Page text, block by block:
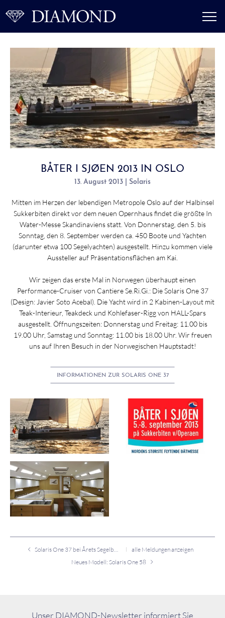
BÅTER I SJØEN 2013 IN OSLO
13. August 2013 | Solaris
Mitten im Herzen der lebendigen Metropole Oslo auf der Halbinsel
Sukkerbiten direkt vor dem neuen Opernhaus findet die größte In
Water-Messe Skandinaviens statt. Von Donnerstag, den 5. bis
Sonntag, den 8. September werden ca. 450 Boote und Yachten
(darunter etwa 100 Segelyachten) ausgestellt. Hinzu kommen viele
Aussteller auf Präsentationsflächen am Kai.
Wir zeigen das erste Mal in Norwegen überhaupt einen
Performance-Cruiser von Cantiere Se.Ri.Gi.: Die Solaris One 37
(Design: Javier Soto Acebal). Die Yacht wird in 2 Kabinen-Layout mit
Teak-Interieur, Teakdeck und Kohlefaser-Rigg von HALL-Spars
ausgestellt. Öffnungszeiten: Donnerstag und Freitag: 11.00 bis
19.00 Uhr, Samstag und Sonntag: 11.00 bis 18.00 Uhr. Wir freuen
uns auf Ihren Besuch in der Norwegischen Hauptstadt!
INFORMATIONEN ZUR SOLARIS ONE 37
alle Meldungen anzeigen
Neues Modell: Solaris One 58
Unser DIAMOND-Newsletter informiert Sie